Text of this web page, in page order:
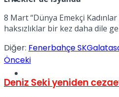
8 Mart “Dünya Emekçi
haksızlıklar bir kez daha dile
Diğer: Fenerbahçe SK
Önceki
Deniz Seki yeniden